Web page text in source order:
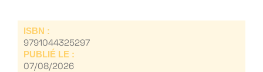
ISBN :
9791044325297
PUBLIÉ LE :
07/08/2026